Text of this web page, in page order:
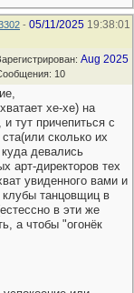
- 05/11/2025 19:38:01
Aug 2025
10
хе-хе) на
тут причепиться с
сколько их
девались
арт-директоров тех
увиденного вами и
танцовщиц в
в эти же
а чтобы "огонёк